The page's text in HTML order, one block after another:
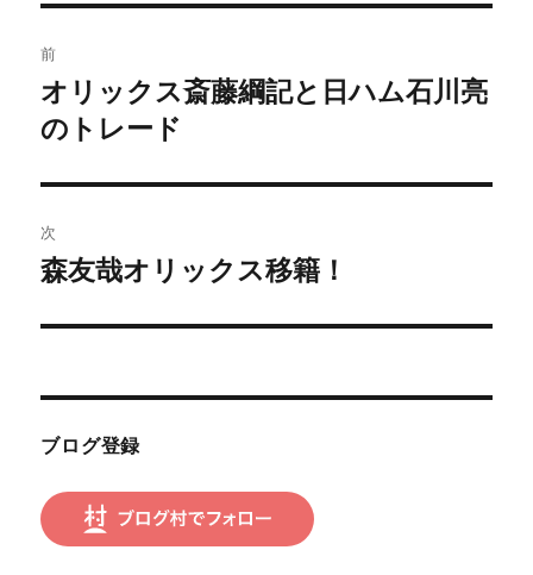
稿
ナ
ビ
ゲ
ー
シ
ン
前
前
の
稿:
オリックス斎藤綱記と日ハム石川亮
のトレード
次
次
投
森友哉オリックス移籍！
ブログ登録